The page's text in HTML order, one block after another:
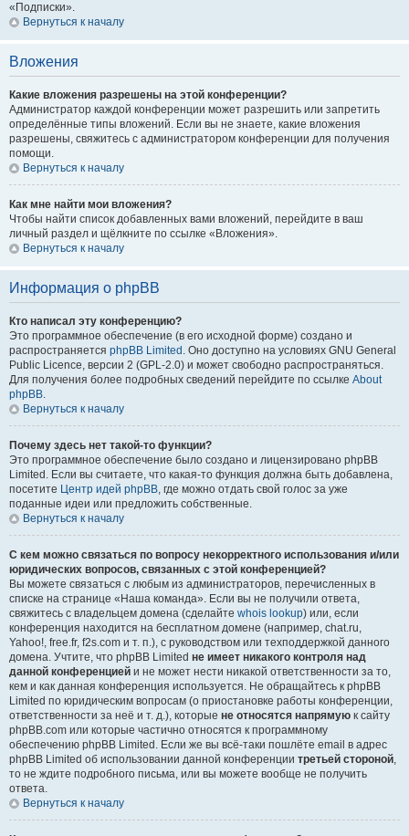
«Подписки».
Вернуться к началу
Вложения
Какие вложения разрешены на этой конференции?
Администратор каждой конференции может разрешить или запретить
определённые типы вложений. Если вы не знаете, какие вложения
разрешены, свяжитесь с администратором конференции для получения
помощи.
Вернуться к началу
Как мне найти мои вложения?
Чтобы найти список добавленных вами вложений, перейдите в ваш
личный раздел и щёлкните по ссылке «Вложения».
Вернуться к началу
Информация о phpBB
Кто написал эту конференцию?
Это программное обеспечение (в его исходной форме) создано и
распространяется phpBB Limited . Оно доступно на условиях GNU General
Public Licence, версии 2 (GPL-2.0) и может свободно распространяться.
Для получения более подробных сведений перейдите по ссылке About
phpBB.
Вернуться к началу
Почему здесь нет такой-то функции?
Это программное обеспечение было создано и лицензировано phpBB
Limited. Если вы считаете, что какая-то функция должна быть добавлена,
посетите Центр идей phpBB, где можно отдать свой голос за уже
поданные идеи или предложить собственные.
Вернуться к началу
С кем можно связаться по вопросу некорректного использования и/или
юридических вопросов, связанных с этой конференцией?
Вы можете связаться с любым из администраторов, перечисленных в
списке на странице «Наша команда». Если вы не получили ответа,
свяжитесь с владельцем домена (сделайте whois lookup) или, если
конференция находится на бесплатном домене (например, chat.ru,
Yahoo!, free.fr, f2s.com и т. п.), с руководством или техподдержкой данного
домена. Учтите, что phpBB Limited не имеет никакого контроля над
данной конференцией и не может нести никакой ответственности за то,
кем и как данная конференция используется. Не обращайтесь к phpBB
Limited по юридическим вопросам (о приостановке работы конференции,
ответственности за неё и т. д.), которые не относятся напрямую к сайту
phpBB.com или которые частично относятся к программному
обеспечению phpBB Limited. Если же вы всё-таки пошлёте email в адрес
phpBB Limited об использовании данной конференции третьей стороной,
то не ждите подробного письма, или вы можете вообще не получить
ответа.
Вернуться к началу